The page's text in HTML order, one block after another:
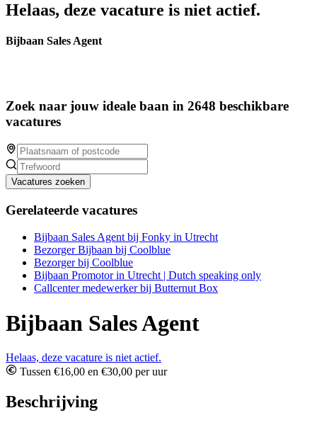
Helaas, deze vacature is niet actief.
Bijbaan Sales Agent
Zoek naar jouw ideale baan in 2648 beschikbare
vacatures
Vacatures zoeken
Gerelateerde vacatures
Bijbaan Sales Agent bij Fonky in Utrecht
Bezorger Bijbaan bij Coolblue
Bezorger bij Coolblue
Bijbaan Promotor in Utrecht | Dutch speaking only
Callcenter medewerker bij Butternut Box
Bijbaan Sales Agent
Helaas, deze vacature is niet actief.
Tussen €16,00 en €30,00 per uur
Beschrijving